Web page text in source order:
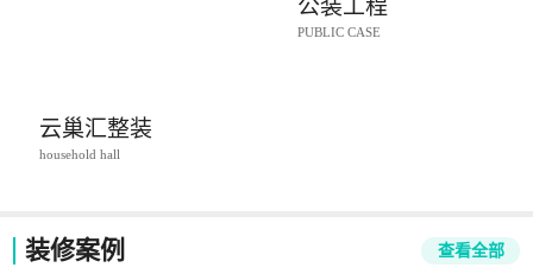
公装工程
PUBLIC CASE
云巢汇整装
household hall
装修案例 查看全部